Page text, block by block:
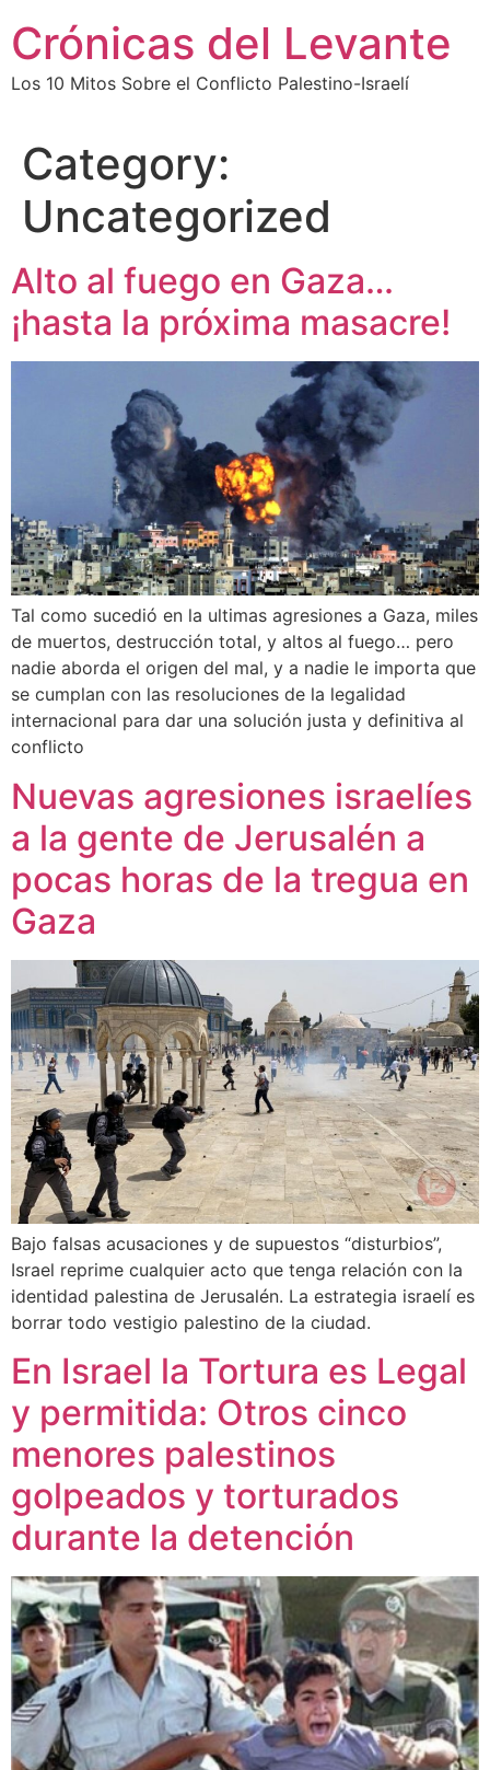
to
content
Crónicas del Levante
Los 10 Mitos Sobre el Conflicto Palestino-Israelí
Category:
Uncategorized
Alto al fuego en Gaza…
¡hasta la próxima masacre!
Tal como sucedió en la ultimas agresiones a Gaza, miles
de muertos, destrucción total, y altos al fuego… pero
nadie aborda el origen del mal, y a nadie le importa que
se cumplan con las resoluciones de la legalidad
internacional para dar una solución justa y definitiva al
conflicto
Nuevas agresiones israelíes
a la gente de Jerusalén a
pocas horas de la tregua en
Gaza
Bajo falsas acusaciones y de supuestos “disturbios”,
Israel reprime cualquier acto que tenga relación con la
identidad palestina de Jerusalén. La estrategia israelí es
borrar todo vestigio palestino de la ciudad.
En Israel la Tortura es Legal
y permitida: Otros cinco
menores palestinos
golpeados y torturados
durante la detención